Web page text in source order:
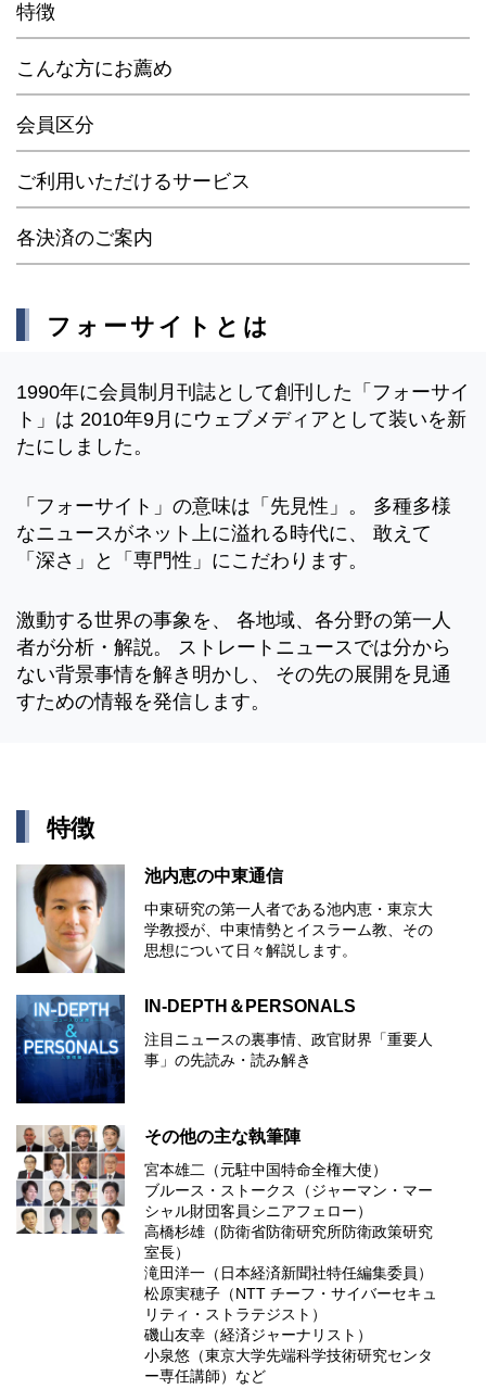
特徴
こんな方にお薦め
会員区分
ご利用いただけるサービス
各決済のご案内
フォーサイトとは
1990年に会員制月刊誌として創刊した「フォーサイ
ト」は 2010年9月にウェブメディアとして装いを新
たにしました。
「フォーサイト」の意味は「先見性」。 多種多様
なニュースがネット上に溢れる時代に、 敢えて
「深さ」と「専門性」にこだわります。
激動する世界の事象を、 各地域、各分野の第一人
者が分析・解説。 ストレートニュースでは分から
ない背景事情を解き明かし、 その先の展開を見通
すための情報を発信します。
特徴
池内恵の中東通信
中東研究の第⼀⼈者である池内恵・東京⼤
学教授が、中東情勢とイスラーム教、その
思想について⽇々解説します。
IN-DEPTH＆PERSONALS
注目ニュースの裏事情、政官財界「重要人
事」の先読み・読み解き
その他の主な執筆陣
宮本雄二（元駐中国特命全権大使）
ブルース・ストークス（ジャーマン・マー
シャル財団客員シニアフェロー）
高橋杉雄（防衛省防衛研究所防衛政策研究
室長）
滝田洋一（日本経済新聞社特任編集委員）
松原実穂子（NTT チーフ・サイバーセキュ
リティ・ストラテジスト）
磯山友幸（経済ジャーナリスト）
小泉悠（東京大学先端科学技術研究センタ
ー専任講師）など